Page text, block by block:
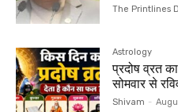
The Printlines
Astrology
प्रदोष व्रत
सोमवार से
Shivam -